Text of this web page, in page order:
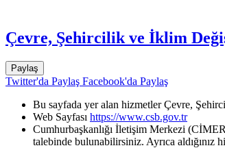
Çevre, Şehircilik ve İklim
Paylaş
Twitter'da Paylaş Facebook'da Paylaş
Bu sayfada yer alan hizmetler Çevre,
Web Sayfası https://www.csb.gov.tr
Cumhurbaşkanlığı İletişim Merkezi
talebinde bulunabilirsiniz. Ayrıca aldığınız